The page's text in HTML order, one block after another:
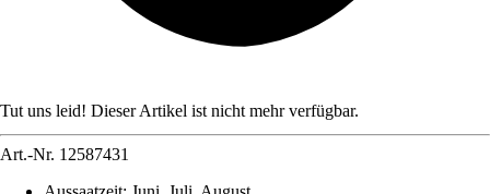
Tut uns leid! Dieser Artikel ist nicht mehr verfügbar.
Art.-Nr. 12587431